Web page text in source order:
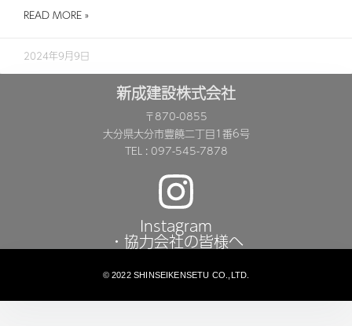
READ MORE »
2024年9月9日
新成建設株式会社
〒870-0855
大分県大分市豊饒二丁目1番6号
TEL : 097-545-7878
Instagram
・協力会社の皆様へ
© 2022 SHINSEIKENSETU CO.,LTD.